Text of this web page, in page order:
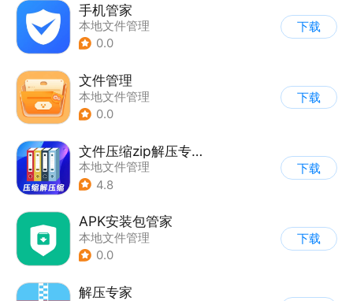
手机管家
本地文件管理
0.0
下载
文件管理
本地文件管理
0.0
下载
文件压缩zip解压专家
本地文件管理
4.8
下载
APK安装包管家
本地文件管理
0.0
下载
解压专家